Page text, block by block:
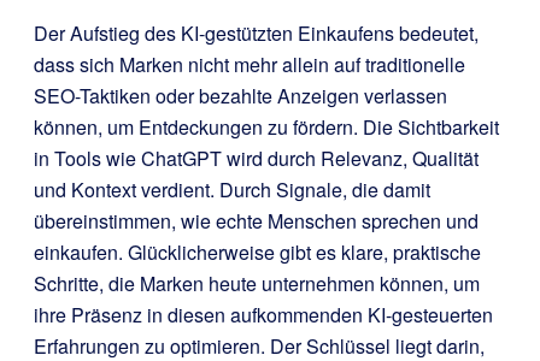
Der Aufstieg des KI-gestützten Einkaufens bedeutet,
dass sich Marken nicht mehr allein auf traditionelle
SEO-Taktiken oder bezahlte Anzeigen verlassen
können, um Entdeckungen zu fördern. Die Sichtbarkeit
in Tools wie ChatGPT wird durch Relevanz, Qualität
und Kontext verdient. Durch Signale, die damit
übereinstimmen, wie echte Menschen sprechen und
einkaufen. Glücklicherweise gibt es klare, praktische
Schritte, die Marken heute unternehmen können, um
ihre Präsenz in diesen aufkommenden KI-gesteuerten
Erfahrungen zu optimieren. Der Schlüssel liegt darin,